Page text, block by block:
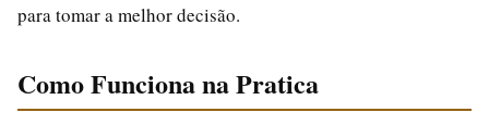
para tomar a melhor decisão.
Como Funciona na Pratica